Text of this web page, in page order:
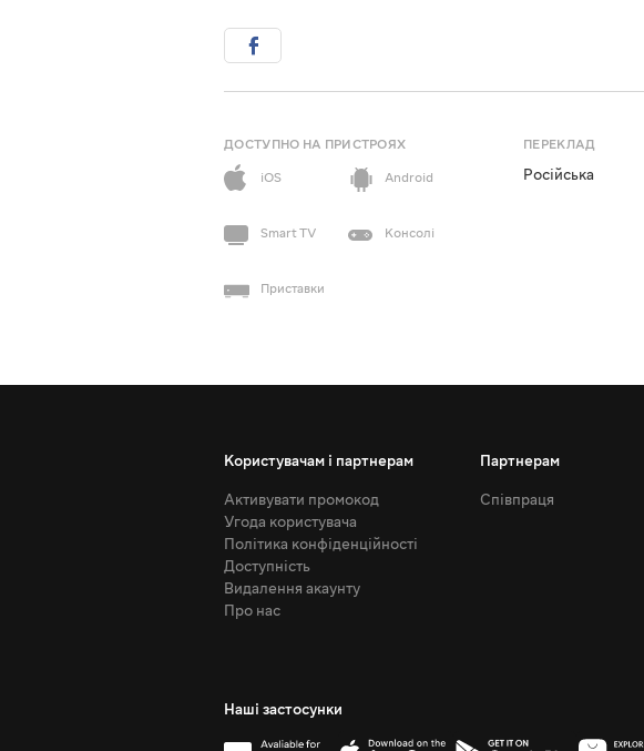
ДОСТУПНО НА ПРИСТРОЯХ
iOS
Android
Smart TV Консолі
Приставки
ПЕРЕКЛАД
Російська
Користувачам і партнерам
Активувати промокод
Угода користувача
Політика конфіденційності
Доступність
Видалення акаунту
Про нас
Партнерам
Співпраця
Наші застосунки